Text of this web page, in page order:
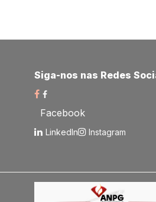
Siga-nos nas Redes
Facebook
LinkedIn Instagram